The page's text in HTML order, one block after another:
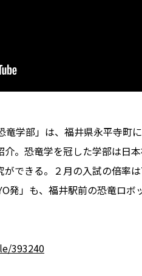
学部」は、福井県永平寺町
。恐竜学を冠した学部は日
できる。２月の入試の倍率
発」も、福井駅前の恐竜ロボ
393240